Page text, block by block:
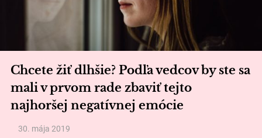
Chcete žiť dlhšie? Podľa vedcov by ste sa
mali v prvom rade zbaviť tejto
najhoršej negatívnej emócie
30. mája 2019